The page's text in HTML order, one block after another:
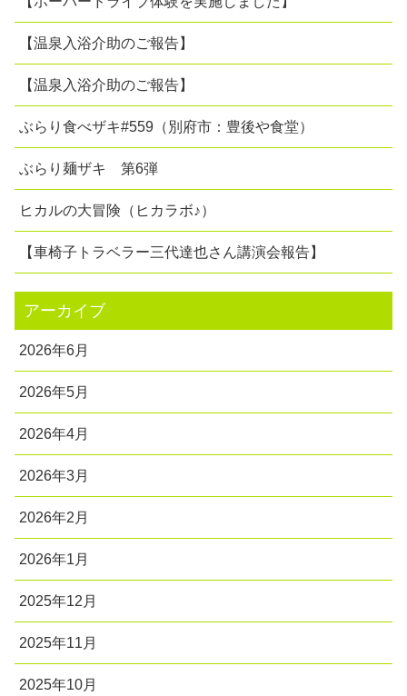
【温泉入浴介助のご報告】
【温泉入浴介助のご報告】
ぶらり食べザキ#559（別府市：豊後や食堂）
ぶらり麺ザキ 第6弾
ヒカルの大冒険（ヒカラボ♪）
【車椅子トラベラー三代達也さん講演会報告】
アーカイブ
2026年6月
2026年5月
2026年4月
2026年3月
2026年2月
2026年1月
2025年12月
2025年11月
2025年10月